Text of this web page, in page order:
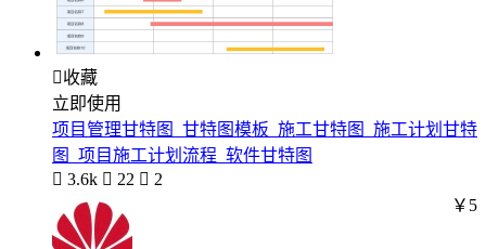
收藏
立即使用
项目管理甘特图_甘特图模板_施工甘特图_施工计划甘特
图_项目施工计划流程_软件甘特图
 3.6k  22  2
￥5